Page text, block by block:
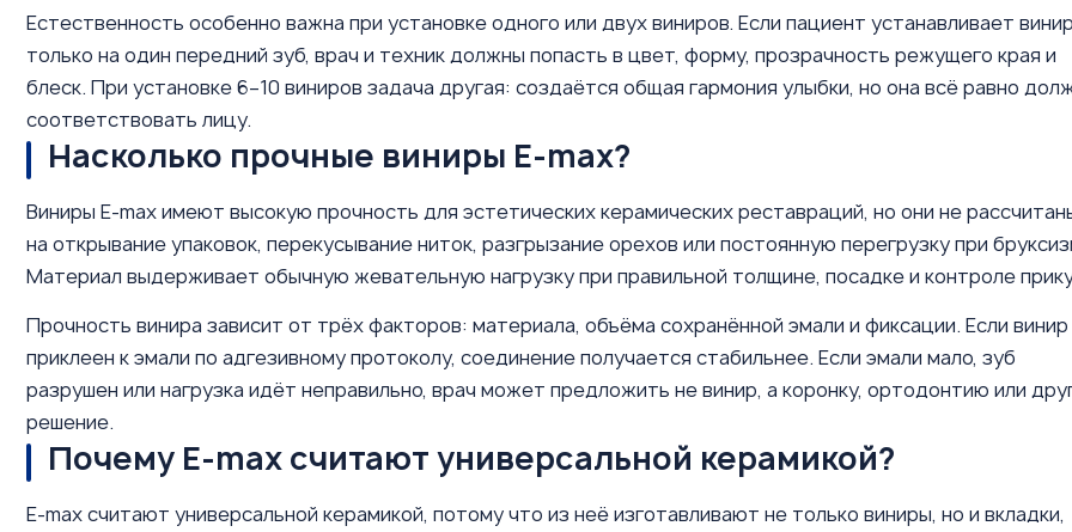
Естественность особенно важна при установке одного или двух виниров. Если пациент устанавливает винир
только на один передний зуб, врач и техник должны попасть в цвет, форму, прозрачность режущего края и
блеск. При установке 6–10 виниров задача другая: создаётся общая гармония улыбки, но она всё равно
соответствовать лицу.
Насколько прочные виниры E-max?
Виниры E-max имеют высокую прочность для эстетических керамических реставраций, но они не
на открывание упаковок, перекусывание ниток, разгрызание орехов или постоянную перегрузку при
Материал выдерживает обычную жевательную нагрузку при правильной толщине, посадке и контроле
Прочность винира зависит от трёх факторов: материала, объёма сохранённой эмали и фиксации. Если винир
приклеен к эмали по адгезивному протоколу, соединение получается стабильнее. Если эмали мало, зуб
разрушен или нагрузка идёт неправильно, врач может предложить не винир, а коронку, ортодонтию или
решение.
Почему E-max считают универсальной керамикой?
E-max считают универсальной керамикой, потому что из неё изготавливают не только виниры, но и вкладки,